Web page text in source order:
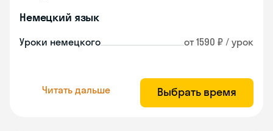
Немецкий язык
Уроки немецкого от 1590 ₽ / урок
Читать дальше Выбрать время